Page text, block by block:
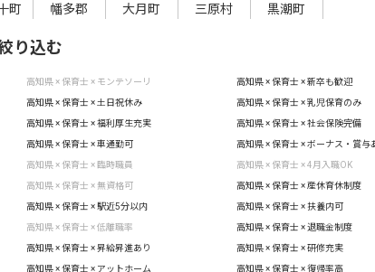
町 幡多郡 大月町 三原村 黒潮町
り込む
高知県 × 保育士 × モンテソーリ 高知県 × 保育士 × 新卒も歓迎
高知県 × 保育士 × 土日祝休み 高知県 × 保育士 × 乳児保育のみ
高知県 × 保育士 × 福利厚生充実 高知県 × 保育士 × 社会保険完備
高知県 × 保育士 × 車通勤可 高知県 × 保育士 × ボーナス・賞与
高知県 × 保育士 × 臨時職員 高知県 × 保育士 × 4月入職OK
高知県 × 保育士 × 無資格可 高知県 × 保育士 × 産休育休制度
高知県 × 保育士 × 駅近5分以内 高知県 × 保育士 × 扶養内可
高知県 × 保育士 × 低離職率 高知県 × 保育士 × 退職金制度
高知県 × 保育士 × 昇給昇進あり 高知県 × 保育士 × 研修充実
高知県 × 保育士 × アットホーム 高知県 × 保育士 × 復帰率高